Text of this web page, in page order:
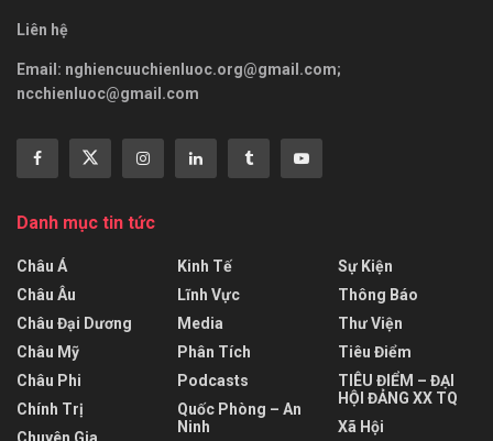
Liên hệ
Email: nghiencuuchienluoc.org@gmail.com;
ncchienluoc@gmail.com
Danh mục tin tức
Châu Á
Châu Âu
Châu Đại Dương
Châu Mỹ
Châu Phi
Chính Trị
Kinh Tế
Lĩnh Vực
Media
Phân Tích
Podcasts
Quốc Phòng – An
Ninh
Sự Kiện
Thông Báo
Thư Viện
Tiêu Điểm
TIÊU ĐIỂM – ĐẠI
HỘI ĐẢNG XX TQ
Xã Hội